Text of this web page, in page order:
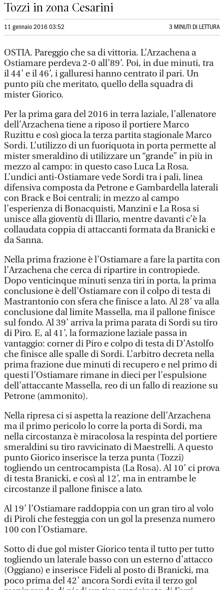
Tozzi in zona Cesarini
11 gennaio 2016 03:52 3 MINUTI DI LETTURA
OSTIA. Pareggio che sa di vittoria. L’Arzachena a
Ostiamare perdeva 2-0 all’89’. Poi, in due minuti, tra
il 44’ e il 46’, i galluresi hanno centrato il pari. Un
punto più che meritato, quello della squadra di
mister Giorico.
Per la prima gara del 2016 in terra laziale, l’allenatore
dell’Arzachena tiene a riposo il portiere Marco
Ruzittu e così gioca la terza partita stagionale Marco
Sordi. L’utilizzo di un fuoriquota in porta permette al
mister smeraldino di utilizzare un “grande” in più in
mezzo al campo: in questo caso Luca La Rosa.
L’undici anti-Ostiamare vede Sordi tra i pali, linea
difensiva composta da Petrone e Gambardella laterali
con Brack e Boi centrali; in mezzo al campo
l’esperienza di Bonacquisti, Manzini e La Rosa si
unisce alla gioventù di Illario, mentre davanti c’è la
collaudata coppia di attaccanti formata da Branicki e
da Sanna.
Nella prima frazione è l’Ostiamare a fare la partita con
l’Arzachena che cerca di ripartire in contropiede.
Dopo venticinque minuti senza tiri in porta, la prima
conclusione è dell’Ostiamare con il colpo di testa di
Mastrantonio con sfera che finisce a lato. Al 28’ va alla
conclusione dal limite Massella, ma il pallone finisce
sul fondo. Al 39’ arriva la prima parata di Sordi su tiro
di Piro. E, al 41’, la formazione laziale passa in
vantaggio: corner di Piro e colpo di testa di D’Astolfo
che finisce alle spalle di Sordi. L’arbitro decreta nella
prima frazione due minuti di recupero e nel primo di
questi l’Ostiamare rimane in dieci per l’espulsione
dell’attaccante Massella, reo di un fallo di reazione su
Petrone (ammonito).
Nella ripresa ci si aspetta la reazione dell’Arzachena
ma il primo pericolo lo corre la porta di Sordi, ma
nella circostanza è miracolosa la respinta del portiere
smeraldini su tiro ravvicinato di Maestrelli. A questo
punto Giorico inserisce la terza punta (Tozzi)
togliendo un centrocampista (La Rosa). Al 10’ ci prova
di testa Branicki, e così al 12’, ma in entrambe le
circostanze il pallone finisce a lato.
Al 19’ l’Ostiamare raddoppia con un gran tiro al volo
di Piroli che festeggia con un gol la presenza numero
100 con l’Ostiamare.
Sotto di due gol mister Giorico tenta il tutto per tutto
togliendo un laterale basso con un esterno d’attacco
(Oggiano) e inserisce Fideli al posto di Branicki, ma
poco prima del 42’ ancora Sordi evita il terzo gol